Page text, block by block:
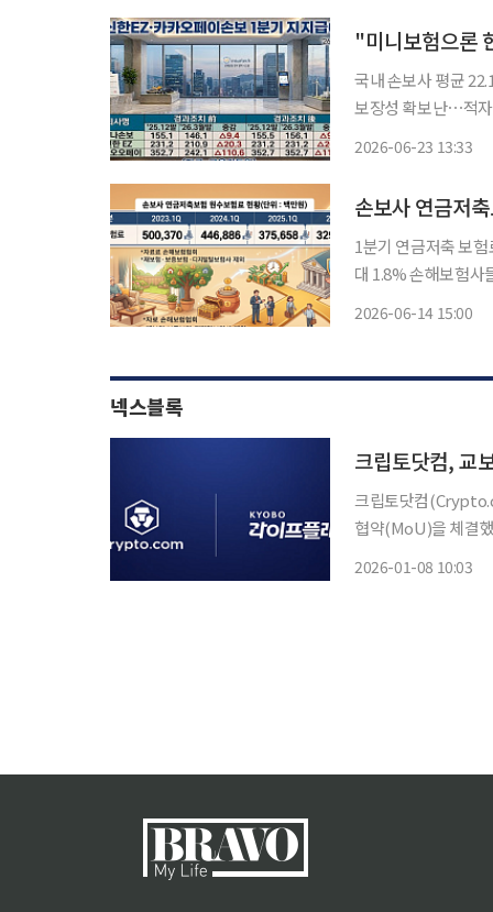
"미니보험으론
국내 손보사 평균
보장성 확보난⋯적자 누적이 건
2026-06-23 13:33
손보사 연금저
1분기 연금저축 보
대 1.8% 손해보험사들의 연금저축손해보험 원수보험료 규모가 급감하며 시장 내 존재감이
2026-06-14 15:00
넥스블록
크립토닷컴
협약(MoU)을 체결
2026-01-08 10:03